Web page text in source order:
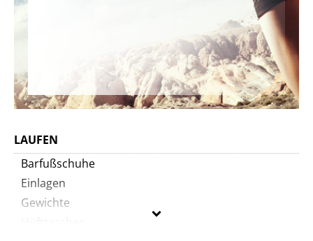
LAUFEN
Barfußschuhe
Einlagen
Gewichte